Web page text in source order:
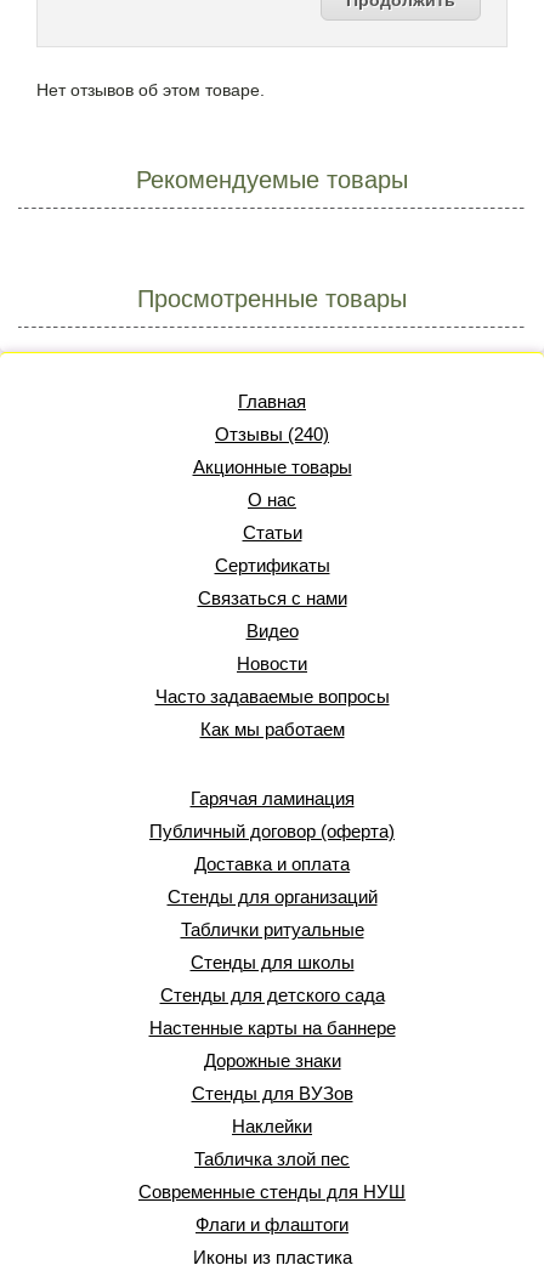
Нет отзывов об этом товаре.
Рекомендуемые товары
Просмотренные товары
Главная
Отзывы (240)
Акционные товары
О нас
Статьи
Сертификаты
Связаться с нами
Видео
Новости
Часто задаваемые вопросы
Как мы работаем
Гарячая ламинация
Публичный договор (оферта)
Доставка и оплата
Стенды для организаций
Таблички ритуальные
Стенды для школы
Стенды для детского сада
Настенные карты на баннере
Дорожные знаки
Стенды для ВУЗов
Наклейки
Табличка злой пес
Современные стенды для НУШ
Флаги и флаштоги
Иконы из пластика